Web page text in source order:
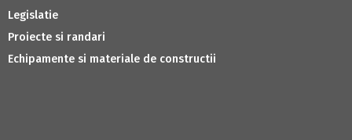
Legislatie
Proiecte si randari
Echipamente si materiale de constructii